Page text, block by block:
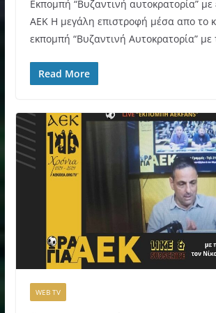
Εκπομπή “Βυζαντινή αυτοκρατορία” με
ΑΕΚ Η μεγάλη επιστροφή μέσα απο το
εκπομπή “Βυζαντινή Αυτοκρατορία” με
Read More
WEB TV